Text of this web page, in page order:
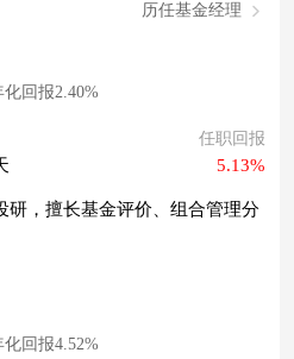
历任基金经理
回报2.40%
任职回报
5.13%
研，擅长基金评价、组合管理分
回报4.52%